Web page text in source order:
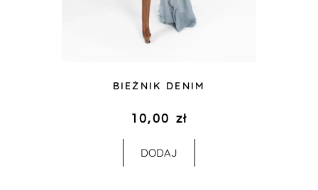
BIEŻNIK DENIM
10,00 zł
DODAJ